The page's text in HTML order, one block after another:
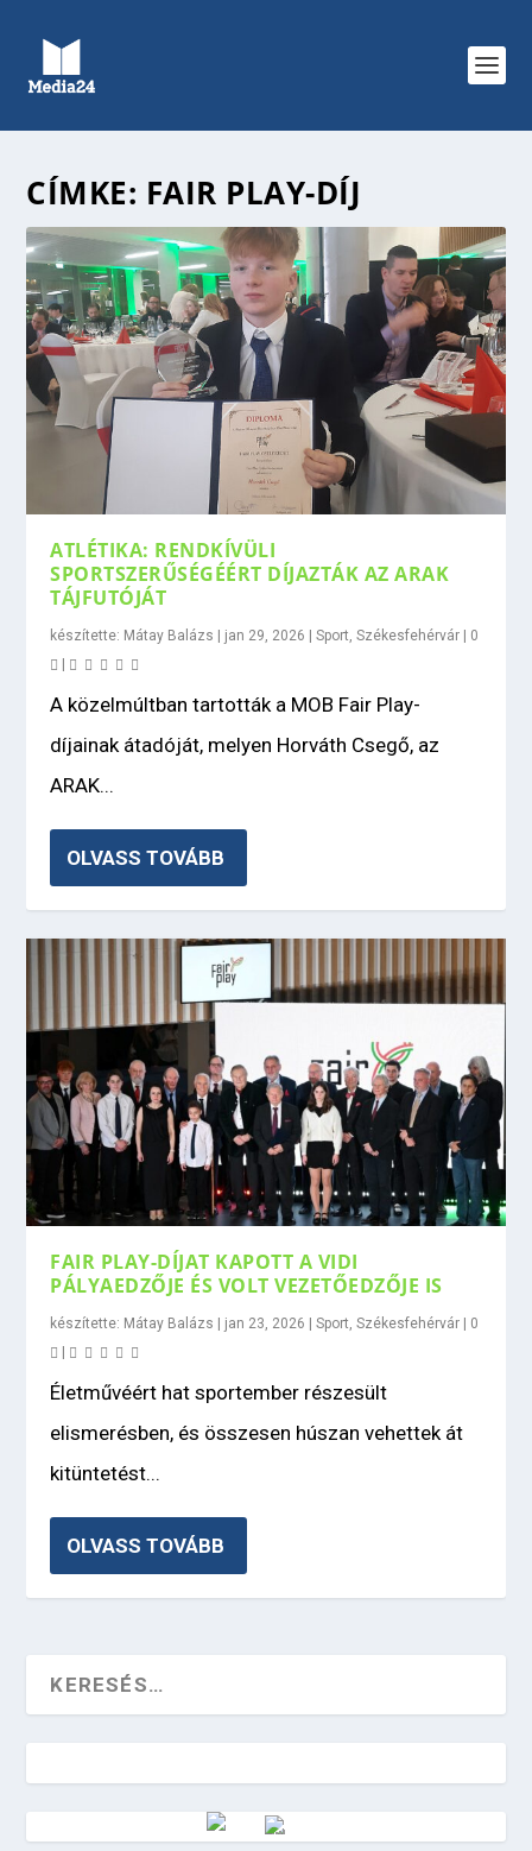
CÍMKE: FAIR PLAY-DÍJ
ATLÉTIKA: RENDKÍVÜLI
SPORTSZERŰSÉGÉÉRT DÍJAZTÁK AZ ARAK
TÁJFUTÓJÁT
készítette: Mátay Balázs | jan 29, 2026 |Sport ,Székesfehérvár | 0
|
A közelmúltban tartották a MOB Fair Play-
díjainak átadóját, melyen Horváth Csegő, az
ARAK...
OLVASS TOVÁBB
FAIR PLAY-DÍJAT KAPOTT A VIDI
PÁLYAEDZŐJE ÉS VOLT VEZETŐEDZŐJE IS
készítette: Mátay Balázs | jan 23, 2026 |Sport ,Székesfehérvár | 0
|
Életművéért hat sportember részesült
elismerésben, és összesen húszan vehettek át
kitüntetést...
OLVASS TOVÁBB
Vörösmarty Rádió